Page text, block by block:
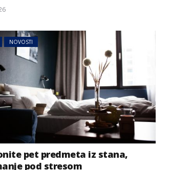
NOVOSTI
pet predmeta iz stana,
pod stresom